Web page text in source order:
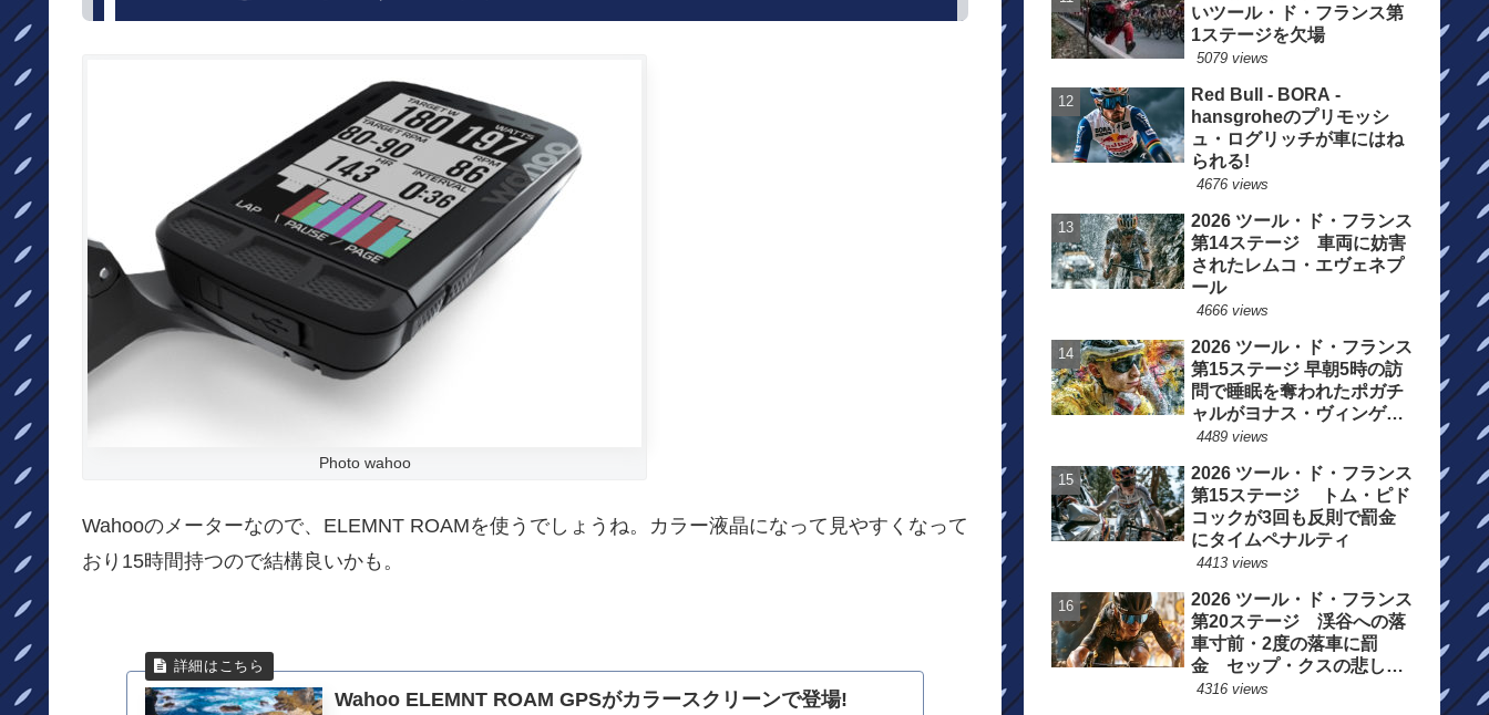
Photo wahoo
Wahooのメーターなので、ELEMNT ROAMを使うでしょうね。カラー液晶になって見やすくなって
おり15時間持つので結構良いかも。
Wahoo ELEMNT ROAM GPSがカラースクリーンで登場!
いツール・ド・フランス第
1ステージを欠場
5079 views
Red Bull - BORA -
hansgroheのプリモッシ
ュ・ログリッチが車にはね
られる!
4676 views
2026 ツール・ド・フランス
第14ステージ 車両に妨害
されたレムコ・エヴェネプ
ール
4666 views
2026 ツール・ド・フランス
第15ステージ 早朝5時の訪
問で睡眠を奪われたポガチ
ャルがヨナス・ヴィンゲゴ
ーの離脱を惜しむ
4489 views
2026 ツール・ド・フランス
第15ステージ トム・ピド
コックが3回も反則で罰金
にタイムペナルティ
4413 views
2026 ツール・ド・フランス
第20ステージ 渓谷への落
車寸前・2度の落車に罰
金 セップ・クスの悲しい
一日
4316 views